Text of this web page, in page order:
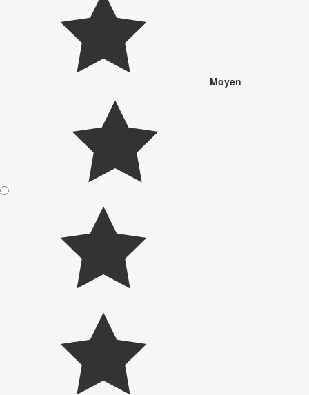
Moyen